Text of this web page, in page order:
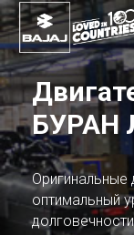
БУРАН
Оригинальные
оптимальный